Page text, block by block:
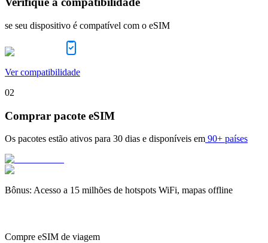
se seu dispositivo é compatível com o eSIM
Ver compatibilidade
02
Comprar pacote eSIM
Os pacotes estão ativos para 30 dias e disponíveis em 90+ países
Bônus: Acesso a 15 milhões de hotspots WiFi, mapas offline
Compre eSIM de viagem